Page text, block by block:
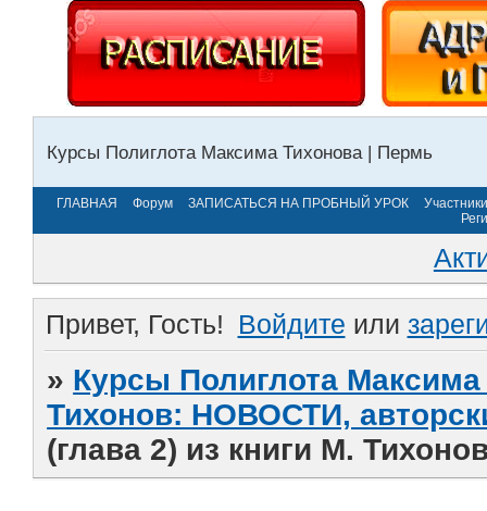
Курсы Полиглота Максима Тихонова | Пермь
ГЛАВНАЯ Форум ЗАПИСАТЬСЯ НА ПРОБНЫЙ УРОК
Участники
Привет, Гость! Войдите или
» Курсы Полиглота
Тихонов: НОВОСТИ,
(глава 2) из книги М.